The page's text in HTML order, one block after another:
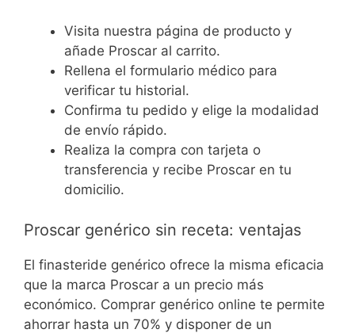
Visita nuestra página de producto y
añade Proscar al carrito.
Rellena el formulario médico para
verificar tu historial.
Confirma tu pedido y elige la modalidad
de envío rápido.
Realiza la compra con tarjeta o
transferencia y recibe Proscar en tu
domicilio.
Proscar genérico sin receta: ventajas
El finasteride genérico ofrece la misma eficacia
que la marca Proscar a un precio más
económico. Comprar genérico online te permite
ahorrar hasta un 70% y disponer de un